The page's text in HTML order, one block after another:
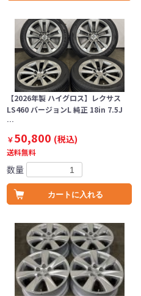
【2026年製 ハイグロス】レクサス
LS460 バージョンL 純正 18in 7.5J
…
￥50,800 (税込)
送料無料
数量
カートに入れる